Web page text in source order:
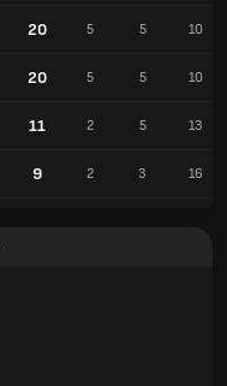
20 5 5 10
20 5 5 10
11 2 5 13
9 2 3 16